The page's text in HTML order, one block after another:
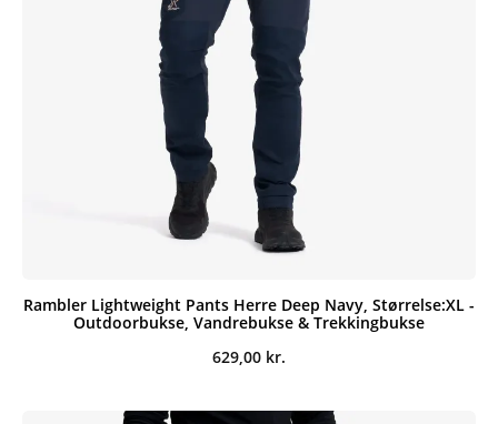
Rambler Lightweight Pants Herre Deep Navy, Størrelse:XL -
Outdoorbukse, Vandrebukse & Trekkingbukse
629,00 kr.